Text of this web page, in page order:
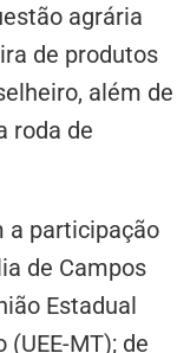
agrária
de produtos
além de
roda de
a participação
de Campos
Estadual
MT); de